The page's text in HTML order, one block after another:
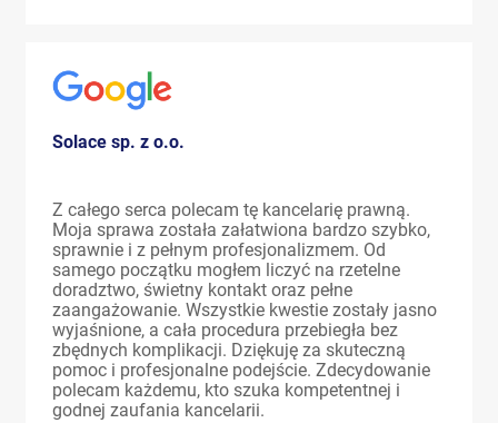
Solace sp. z o.o.
Z całego serca polecam tę kancelarię prawną.
Moja sprawa została załatwiona bardzo szybko,
sprawnie i z pełnym profesjonalizmem. Od
samego początku mogłem liczyć na rzetelne
doradztwo, świetny kontakt oraz pełne
zaangażowanie. Wszystkie kwestie zostały jasno
wyjaśnione, a cała procedura przebiegła bez
zbędnych komplikacji. Dziękuję za skuteczną
pomoc i profesjonalne podejście. Zdecydowanie
polecam każdemu, kto szuka kompetentnej i
godnej zaufania kancelarii.